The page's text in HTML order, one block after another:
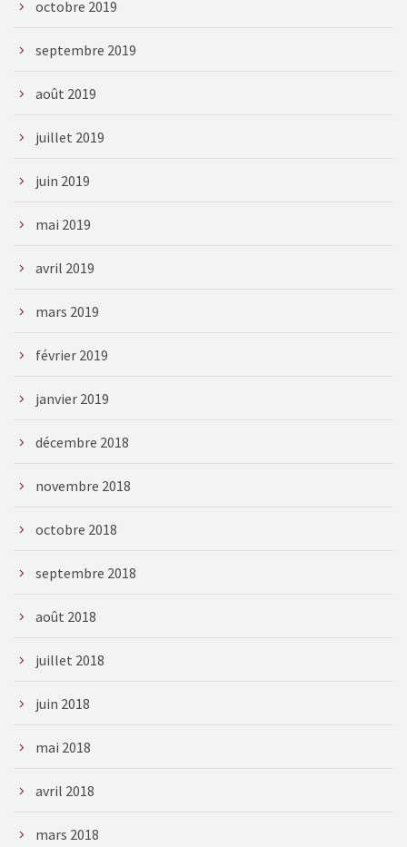
octobre 2019
septembre 2019
août 2019
juillet 2019
juin 2019
mai 2019
avril 2019
mars 2019
février 2019
janvier 2019
décembre 2018
novembre 2018
octobre 2018
septembre 2018
août 2018
juillet 2018
juin 2018
mai 2018
avril 2018
mars 2018